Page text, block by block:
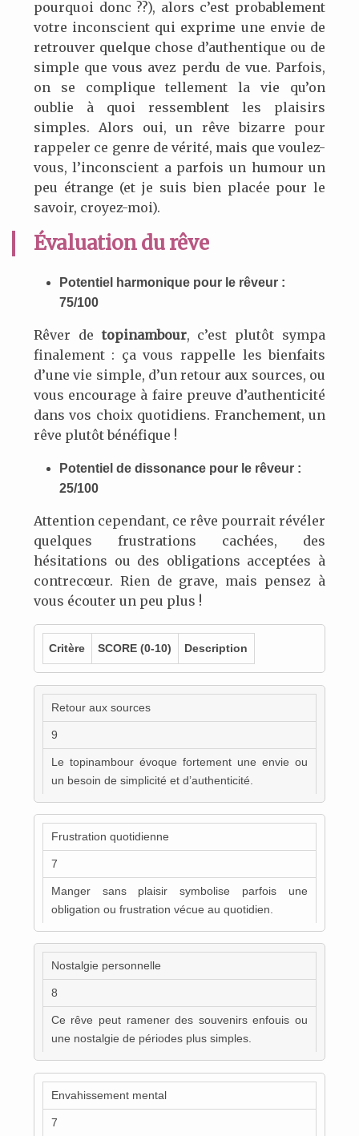
pourquoi donc ??), alors c’est probablement
votre inconscient qui exprime une envie de
retrouver quelque chose d’authentique ou de
simple que vous avez perdu de vue. Parfois,
on se complique tellement la vie qu’on
oublie à quoi ressemblent les plaisirs
simples. Alors oui, un rêve bizarre pour
rappeler ce genre de vérité, mais que voulez-
vous, l’inconscient a parfois un humour un
peu étrange (et je suis bien placée pour le
savoir, croyez-moi).
Évaluation du rêve
Potentiel harmonique pour le rêveur :
75/100
Rêver detopinambour, c’est plutôt sympa
finalement : ça vous rappelle les bienfaits
d’une vie simple, d’un retour aux sources, ou
vous encourage à faire preuve d’authenticité
dans vos choix quotidiens. Franchement, un
rêve plutôt bénéfique !
Potentiel de dissonance pour le rêveur :
25/100
Attention cependant, ce rêve pourrait révéler
quelques frustrations cachées, des
hésitations ou des obligations acceptées à
contrecœur. Rien de grave, mais pensez à
vous écouter un peu plus !
Critère SCORE (0-10) Description
Retour aux sources
9
Le topinambour évoque fortement une envie ou
un besoin de simplicité et d’authenticité.
Frustration quotidienne
7
Manger sans plaisir symbolise parfois une
obligation ou frustration vécue au quotidien.
Nostalgie personnelle
8
Ce rêve peut ramener des souvenirs enfouis ou
une nostalgie de périodes plus simples.
Envahissement mental
7